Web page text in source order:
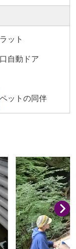
ット
自動ドア
ペットの同伴